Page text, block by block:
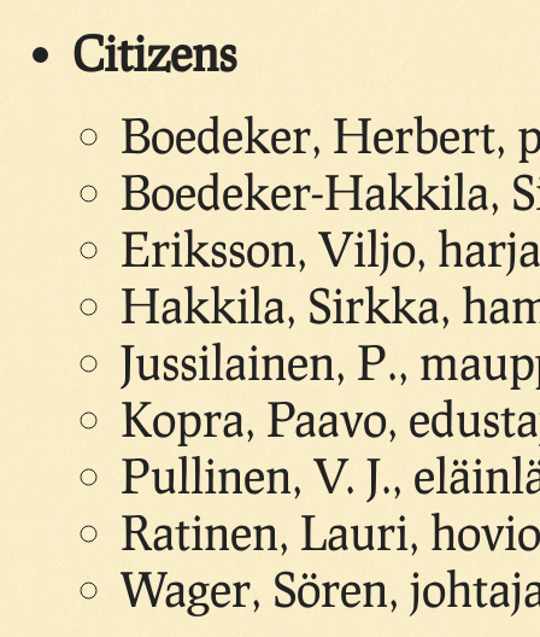
Citizens
Boedeker, Herbert,
Boedeker-Hakkila,
Eriksson, Viljo,
Hakkila, Sirkka,
Jussilainen, P.,
Kopra, Paavo,
Pullinen, V. J.,
Ratinen, Lauri,
Wager, Sören,